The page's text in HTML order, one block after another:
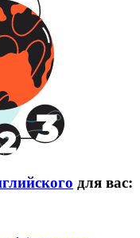
для вас: